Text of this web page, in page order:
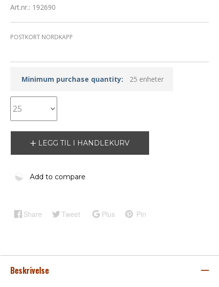
Art.nr.: 192690
POSTKORT NORDKAPP
Minimum purchase quantity: 25 enheter
LEGG TIL I HANDLEKURV
Add to compare
Share Tweet Plus Pin
Beskrivelse